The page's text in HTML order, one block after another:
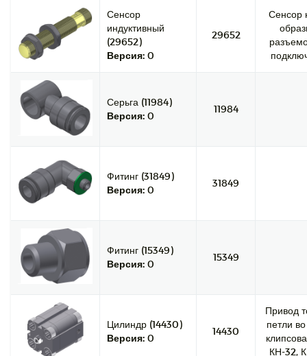
Сенсор
индуктивный
(29652)
Версия: 0
29652
Сенсор
Серьга (11984)
Версия: 0
11984
Фитинг (31849)
Версия: 0
31849
Фитинг (15349)
Версия: 0
15349
Цилиндр (14430)
Версия: 0
14430
Привод
петли
КН-32,